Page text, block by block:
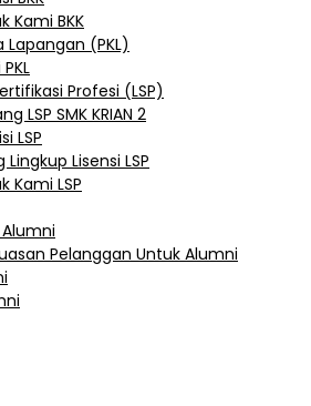
Kami BKK
Lapangan (PKL)
Profesi (LSP)
LSP SMK KRIAN 2
LSP
Lingkup Lisensi LSP
Kami LSP
Pelanggan Untuk Alumni